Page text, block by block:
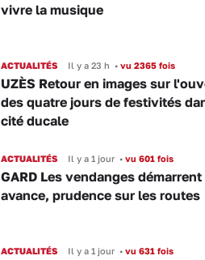
vivre la musique
ACTUALITÉS Il y a 23 h •vu 2365 fois
UZÈS Retour en images sur
des quatre jours de festivités
cité ducale
ACTUALITÉS Il y a 1 jour •vu 601 fois
GARD Les vendanges démarrent
avance, prudence sur les routes
ACTUALITÉS Il y a 1 jour •vu 631 fois